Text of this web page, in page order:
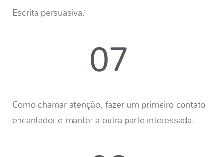
Escrita persuasiva.
07
Como chamar atenção, fazer um primeiro contato
encantador e manter a outra parte interessada.